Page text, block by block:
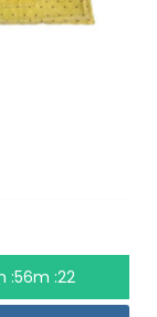
:56m :21